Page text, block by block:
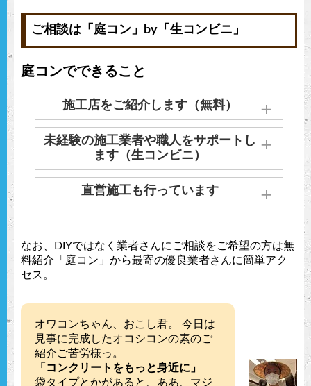
ご相談は「庭コン」by「生コンビニ」
庭コンでできること
施工店をご紹介します（無料）
お住まいの近くの施工業者をご紹介します。
実績のある施工業者がいない場合、お探しい
たします。
未経験の施工業者や職人をサポートし
ます（生コンビニ）
実際に当社製品を施工したことのない施工業
者さんへ見学会も兼ねた施工方法やお見積り
施工経験豊富な直営業者・スタッフによる施
工を見学会としてご案内もしています。
人に注文する場合であっても、お見積りや納
品・無料現場立会など、【生コンビニ】によ
る支援を行っているので安心しておまかせい
ただけます。
直営施工も行っています
下記料金表を目安としてお買い求めいただけ
見積もり依頼する
オワコン直営施工価格表
50mm厚 100mm厚
なお、DIYではなく業者さんにご相談をご希望の方は無
料紹介「庭コン」から最寄の優良業者さんに簡単アク
セス。
オワコンちゃん、おこし君。 今日は
見事に完成したオコシコンの素のご
紹介ご苦労様っ。
「コンクリートをもっと身近に」
袋タイプとかがあると、ああ、マジ